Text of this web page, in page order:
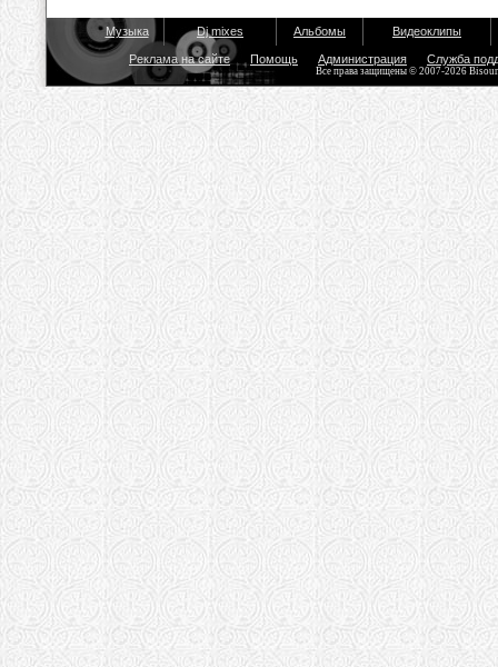
Музыка Dj mixes Альбомы Видеоклипы
Реклама на сайте Помощь Администрация Служба
Все права защищены © 2007-2026